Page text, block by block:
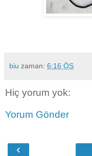
biu zaman: 6:16 ÖS
Hiç yorum yok:
Yorum Gönder
‹